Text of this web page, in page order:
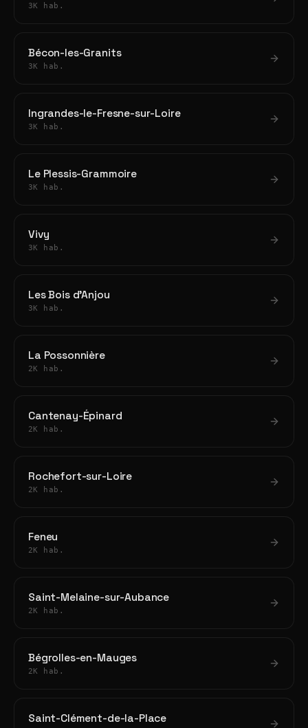
3K hab.
Bécon-les-Granits
3K hab.
Ingrandes-le-Fresne-sur-Loire
3K hab.
Le Plessis-Grammoire
3K hab.
Vivy
3K hab.
Les Bois d'Anjou
3K hab.
La Possonnière
2K hab.
Cantenay-Épinard
2K hab.
Rochefort-sur-Loire
2K hab.
Feneu
2K hab.
Saint-Melaine-sur-Aubance
2K hab.
Bégrolles-en-Mauges
2K hab.
Saint-Clément-de-la-Place